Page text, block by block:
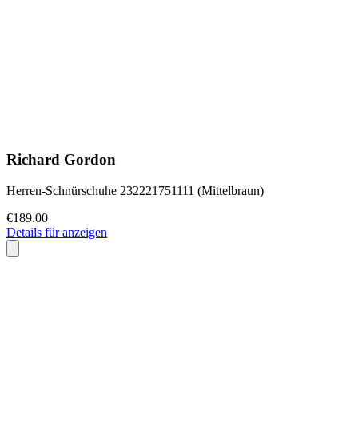
Richard Gordon
Herren-Schnürschuhe 232221751111 (Mittelbraun)
€189.00
Details für anzeigen